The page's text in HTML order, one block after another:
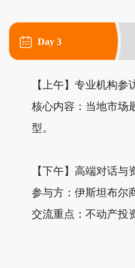
Day 3
【上午】专业机构
核心内容：当地市场
型。
【下午】高端对话
参与方：伊斯坦布尔
交流重点：不动产投